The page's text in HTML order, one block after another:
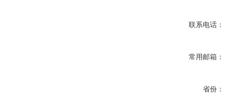
联系电话：
常用邮箱：
省份：